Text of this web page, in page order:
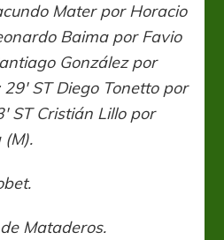
Mater por Horacio
Baima por Favio
González por
ST Diego Tonetto por
ST Cristián Lillo por
Mataderos.